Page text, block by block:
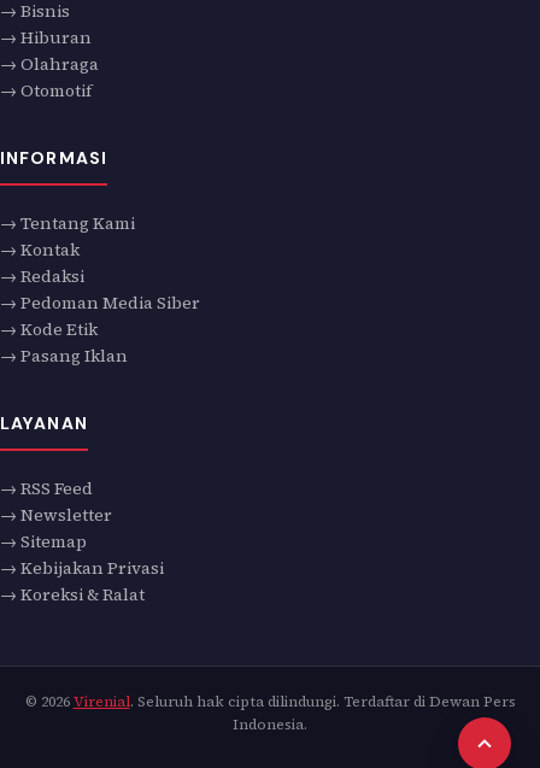
→ Bisnis
→ Hiburan
→ Olahraga
→ Otomotif
INFORMASI
→ Tentang Kami
→ Kontak
→ Redaksi
→ Pedoman Media Siber
→ Kode Etik
→ Pasang Iklan
LAYANAN
→ RSS Feed
→ Newsletter
→ Sitemap
→ Kebijakan Privasi
→ Koreksi & Ralat
© 2026Virenial. Seluruh hak cipta dilindungi. Terdaftar di Dewan Pers
Indonesia.